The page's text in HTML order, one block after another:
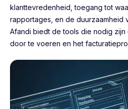
klanttevredenheid, toegang tot
rapportages, en de duurzaamheid
Afandi biedt de tools die nodig
door te voeren en het